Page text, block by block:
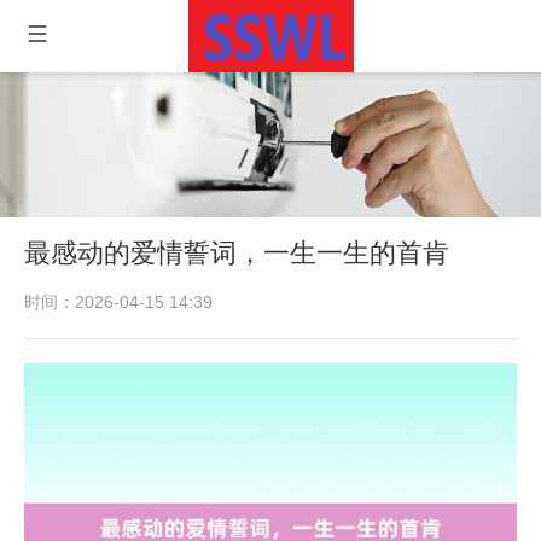
最感动的爱情誓词，一生一生的首肯
时间：2026-04-15 14:39